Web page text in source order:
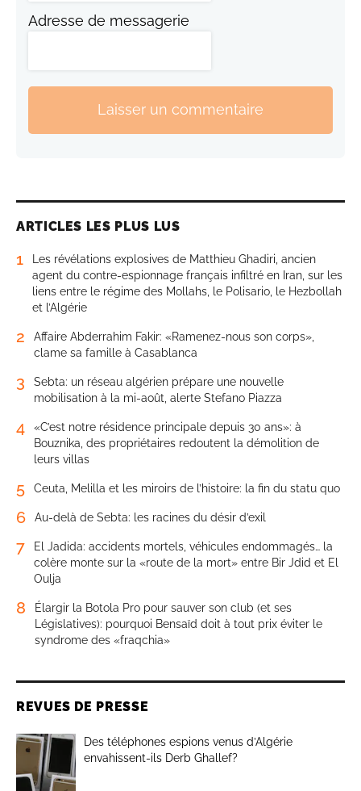
Adresse de messagerie
Laisser un commentaire
ARTICLES LES PLUS LUS
1
Les révélations explosives de Matthieu Ghadiri, ancien
agent du contre-espionnage français infiltré en Iran, sur les
liens entre le régime des Mollahs, le Polisario, le Hezbollah
et l’Algérie
2
Affaire Abderrahim Fakir: «Ramenez-nous son corps»,
clame sa famille à Casablanca
3
Sebta: un réseau algérien prépare une nouvelle
mobilisation à la mi-août, alerte Stefano Piazza
4
«C’est notre résidence principale depuis 30 ans»: à
Bouznika, des propriétaires redoutent la démolition de
leurs villas
5 Ceuta, Melilla et les miroirs de l’histoire: la fin du statu quo
6 Au-delà de Sebta: les racines du désir d’exil
7
El Jadida: accidents mortels, véhicules endommagés… la
colère monte sur la «route de la mort» entre Bir Jdid et El
Oulja
8
Élargir la Botola Pro pour sauver son club (et ses
Législatives): pourquoi Bensaïd doit à tout prix éviter le
syndrome des «fraqchia»
REVUES DE PRESSE
Des téléphones espions venus d’Algérie
envahissent-ils Derb Ghallef?